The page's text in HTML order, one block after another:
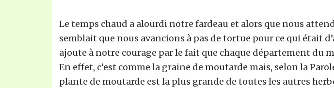
Le temps chaud a alourdi notre fardeau et alors que nous
semblait que nous avancions à pas de tortue pour ce qui était
ajoute à notre courage par le fait que chaque département du
En effet, c’est comme la graine de moutarde mais, selon la
plante de moutarde est la plus grande de toutes les autres